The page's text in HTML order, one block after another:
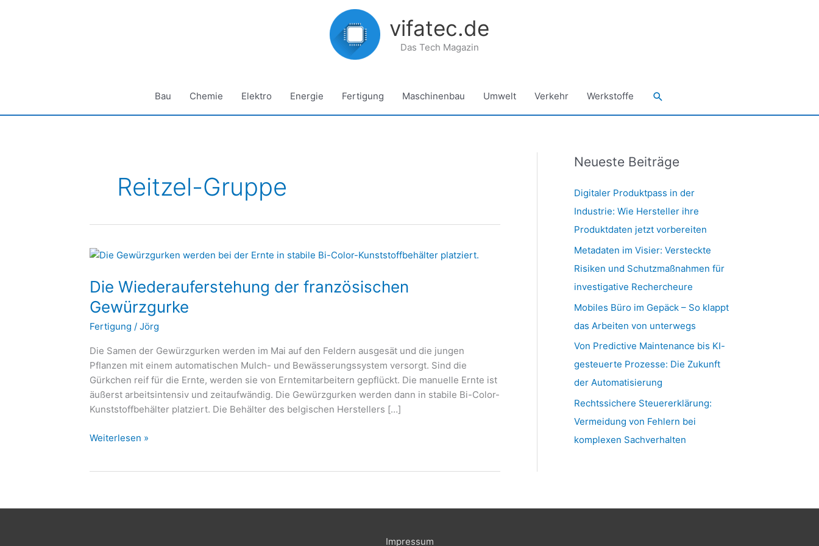
vifatec.de
Das Tech Magazin
Bau Chemie Elektro Energie Fertigung Maschinenbau Umwelt Verkehr Werkstoffe Suchen
Reitzel-Gruppe
Die Wiederauferstehung der französischen
Gewürzgurke
Fertigung / Jörg
Die Samen der Gewürzgurken werden im Mai auf den Feldern ausgesät und die jungen
Pflanzen mit einem automatischen Mulch- und Bewässerungssystem versorgt. Sind die
Gürkchen reif für die Ernte, werden sie von Erntemitarbeitern gepflückt. Die manuelle Ernte ist
äußerst arbeitsintensiv und zeitaufwändig. Die Gewürzgurken werden dann in stabile Bi-Color-
Kunststoffbehälter platziert. Die Behälter des belgischen Herstellers […]
Die
der
französischen
Gewürzgurke
Weiterlesen »
Neueste Beiträge
Digitaler Produktpass in der
Industrie: Wie Hersteller ihre
Produktdaten jetzt vorbereiten
Metadaten im Visier: Versteckte
Risiken und Schutzmaßnahmen für
investigative Rechercheure
Mobiles Büro im Gepäck – So klappt
das Arbeiten von unterwegs
Von Predictive Maintenance bis KI-
gesteuerte Prozesse: Die Zukunft
der Automatisierung
Rechtssichere Steuererklärung:
Vermeidung von Fehlern bei
komplexen Sachverhalten
Impressum